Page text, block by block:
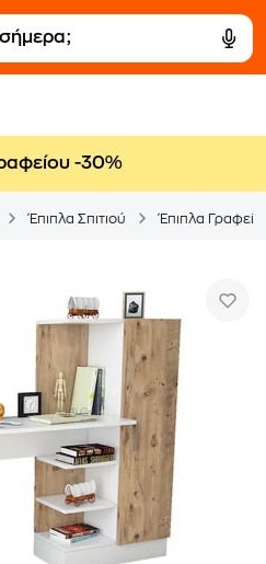
-30%
Έπιπλα Σπιτιού Έπιπλα